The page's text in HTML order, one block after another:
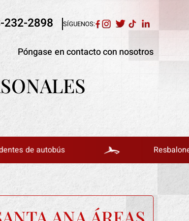
232-2898 SÍGUENOS:
Póngase en contacto con nosotros
autobús Resbalones y